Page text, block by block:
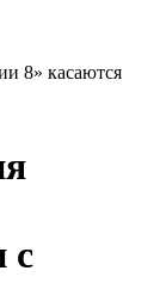
8» касаются
с